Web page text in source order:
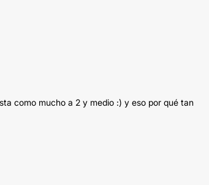
como mucho a 2 y medio :) y eso por qué tan